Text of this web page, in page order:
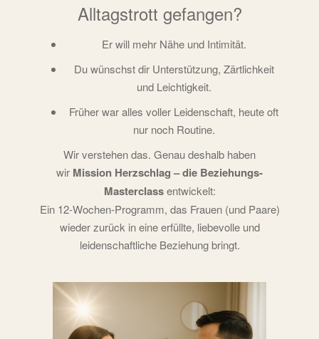
Alltagstrott gefangen?
Er will mehr Nähe und Intimität.
Du wünschst dir Unterstützung, Zärtlichkeit
und Leichtigkeit.
Früher war alles voller Leidenschaft, heute oft
nur noch Routine.
Wir verstehen das. Genau deshalb haben
wir Mission Herzschlag – die Beziehungs-
Masterclassentwickelt:
Ein 12-Wochen-Programm, das Frauen (und Paare)
wieder zurück in eine erfüllte, liebevolle und
leidenschaftliche Beziehung bringt.